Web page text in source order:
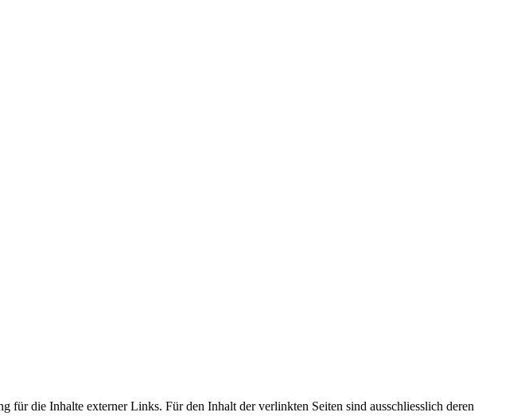
die Inhalte externer Links. Für den Inhalt der verlinkten Seiten sind ausschliesslich deren